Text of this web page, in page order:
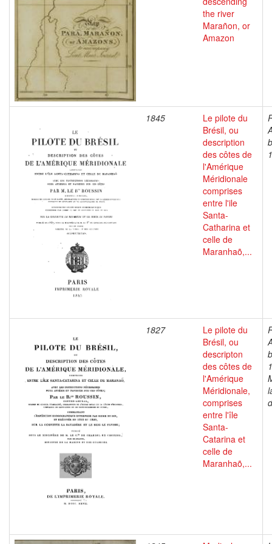
the river
Marañon, or
Amazon
1845
Le pilote du
Brésil, ou
description
des côtes de
l'Amérique
Méridionale
comprises
entre l'ile
Santa-
Catharina et
celle de
Maranhaõ,...
1827
Le pilote du
Brésil, ou
descripton
des côtes de
l'Amérique
Méridionale,
comprises
entre l'île
Santa-
Catarina et
celle de
Maranhaõ,...